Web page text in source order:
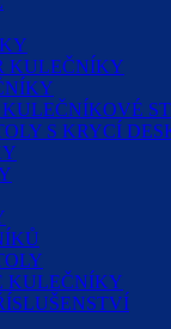
KULEČNÍKY
S KRYCÍ
KULEČNÍKY